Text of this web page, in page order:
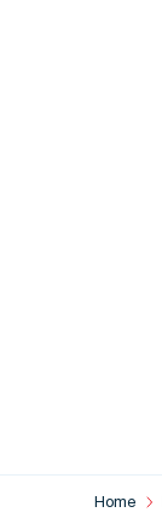
Home